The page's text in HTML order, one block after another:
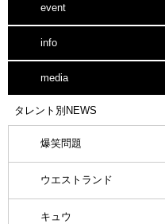
event
info
media
タレント別NEWS
爆笑問題
ウエストランド
キュウ